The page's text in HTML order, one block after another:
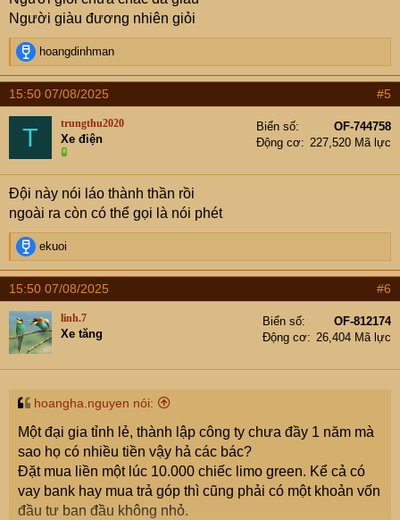
Người giàu đương nhiên giỏi
R
e
a
c
t
n
s
:
hoangdinhman
15:50 07/08/2025 #5
T trungthu2020
Xe điện
Biển số
OF-744758
Động cơ
227,520 Mã lực
Đội này nói láo thành thần rồi
ngoài ra còn có thể gọi là nói phét
R
e
a
c
t
i
o
n
s
ekuoi
15:50 07/08/2025 #6
linh.7
Xe tăng
Biển số
OF-812174
Động cơ
26,404 Mã lực
hoangha.nguyen nói:
Một đại gia tỉnh lẻ, thành lập công ty chưa đầy 1 năm mà
sao họ có nhiều tiền vậy hả các bác?
Đặt mua liền một lúc 10.000 chiếc limo green. Kể cả có
vay bank hay mua trả góp thì cũng phải có một khoản vốn
đầu tư ban đầu không nhỏ.